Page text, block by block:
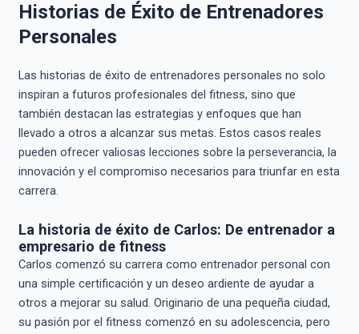
Historias de Éxito de Entrenadores
Personales
Las historias de éxito de entrenadores personales no solo
inspiran a futuros profesionales del fitness, sino que
también destacan las estrategias y enfoques que han
llevado a otros a alcanzar sus metas. Estos casos reales
pueden ofrecer valiosas lecciones sobre la perseverancia, la
innovación y el compromiso necesarios para triunfar en esta
carrera.
La historia de éxito de Carlos: De entrenador a
empresario de fitness
Carlos comenzó su carrera como entrenador personal con
una simple certificación y un deseo ardiente de ayudar a
otros a mejorar su salud. Originario de una pequeña ciudad,
su pasión por el fitness comenzó en su adolescencia, pero